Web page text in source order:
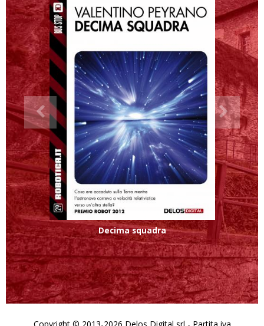
Decima squadra